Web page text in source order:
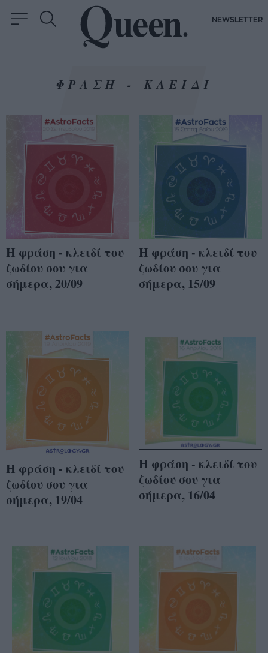
NEWSLETTER
ΦΡΑΣΗ - ΚΛΕΙΔΙ
Η φράση - κλειδί του
ζωδίου σου για
σήμερα, 20/09
Η φράση - κλειδί του
ζωδίου σου για
σήμερα, 15/09
Η φράση - κλειδί του
ζωδίου σου για
σήμερα, 19/04
Η φράση - κλειδί του
ζωδίου σου για
σήμερα, 16/04